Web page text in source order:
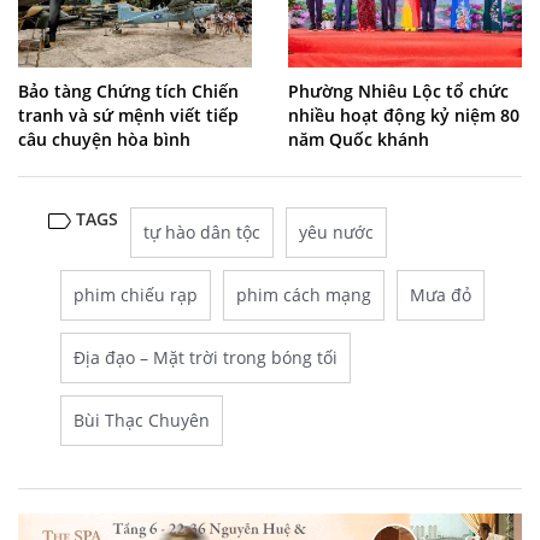
Bảo tàng Chứng tích Chiến
tranh và sứ mệnh viết tiếp
câu chuyện hòa bình
Phường Nhiêu Lộc tổ chức
nhiều hoạt động kỷ niệm 80
năm Quốc khánh
TAGS
tự hào dân tộc yêu nước
phim chiếu rạp phim cách mạng Mưa đỏ
Địa đạo – Mặt trời trong bóng tối
Bùi Thạc Chuyên